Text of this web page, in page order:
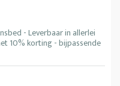
- Leverbaar in allerlei
10% korting - bijpassende